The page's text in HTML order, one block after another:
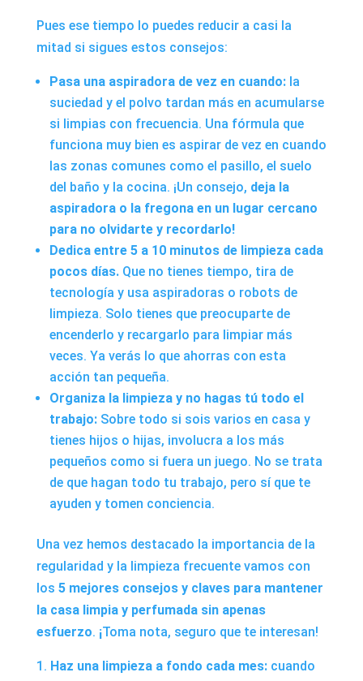
Pues ese tiempo lo puedes reducir a casi la
mitad si sigues estos consejos:
Pasa una aspiradora de vez en cuando:la
suciedad y el polvo tardan más en acumularse
si limpias con frecuencia. Una fórmula que
funciona muy bien es aspirar de vez en cuando
las zonas comunes como el pasillo, el suelo
del baño y la cocina. ¡Un consejo, deja la
aspiradora o la fregona en un lugar cercano
para no olvidarte y recordarlo!
Dedica entre 5 a 10 minutos de limpieza cada
pocos días.Que no tienes tiempo, tira de
tecnología y usa aspiradoras o robots de
limpieza. Solo tienes que preocuparte de
encenderlo y recargarlo para limpiar más
veces. Ya verás lo que ahorras con esta
acción tan pequeña.
Organiza la limpieza y no hagas tú todo el
trabajo:Sobre todo si sois varios en casa y
tienes hijos o hijas, involucra a los más
pequeños como si fuera un juego. No se trata
de que hagan todo tu trabajo, pero sí que te
ayuden y tomen conciencia.
Una vez hemos destacado la importancia de la
regularidad y la limpieza frecuente vamos con
los 5 mejores consejos y claves para mantener
la casa limpia y perfumada sin apenas
esfuerzo. ¡Toma nota, seguro que te interesan!
Haz una limpieza a fondo cada mes: cuando